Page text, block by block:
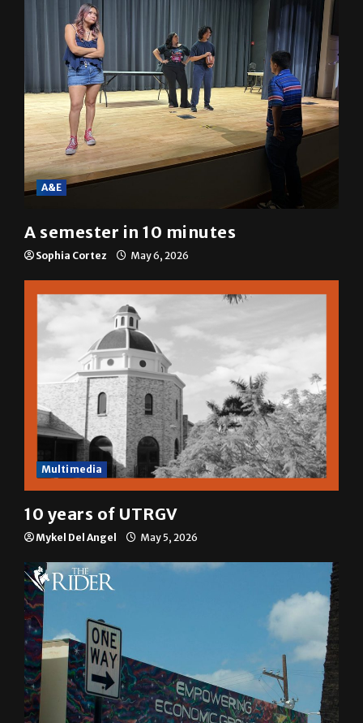
A&E
A semester in 10 minutes
Sophia Cortez May 6, 2026
Multimedia
10 years of UTRGV
Mykel Del Angel May 5, 2026